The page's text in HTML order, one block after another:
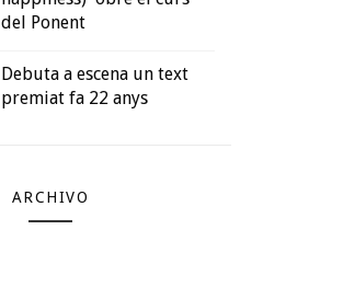
del Ponent
Debuta a escena un text
premiat fa 22 anys
ARCHIVO